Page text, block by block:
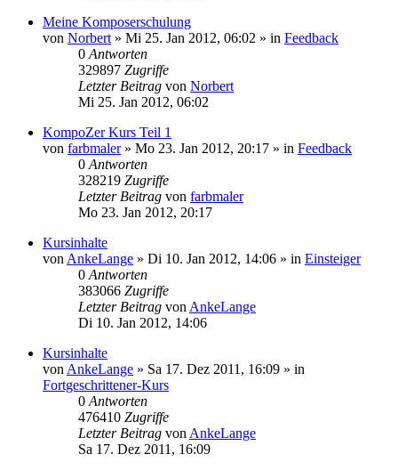
Meine Komposerschulung
von Norbert » Mi 25. Jan 2012, 06:02 » in Feedback
0 Antworten
329897 Zugriffe
Letzter Beitrag von Norbert
Mi 25. Jan 2012, 06:02
KompoZer Kurs Teil 1
von farbmaler» Mo 23. Jan 2012, 20:17 » in Feedback
0 Antworten
328219 Zugriffe
Letzter Beitrag von farbmaler
Mo 23. Jan 2012, 20:17
Kursinhalte
von AnkeLange » Di 10. Jan 2012, 14:06 » in Einsteiger
0 Antworten
383066 Zugriffe
Letzter Beitrag von AnkeLange
Di 10. Jan 2012, 14:06
Kursinhalte
von AnkeLange » Sa 17. Dez 2011, 16:09 » in
Fortgeschrittener-Kurs
0 Antworten
476410 Zugriffe
Letzter Beitrag von AnkeLange
Sa 17. Dez 2011, 16:09